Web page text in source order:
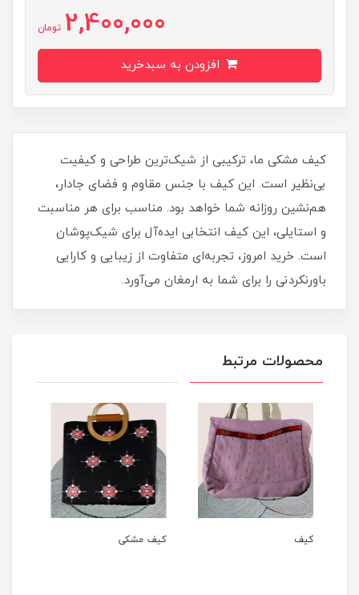
2,400,000 تومان
کیف مشکی ما، ترکیبی از شیک‌ترین طراحی و کیفیت
بی‌نظیر است. این کیف با جنس مقاوم و فضای جادار،
هم‌نشین روزانه شما خواهد بود. مناسب برای هر مناسبت
و استایلی، این کیف انتخابی ایده‌آل برای شیک‌پوشان
است. خرید امروز، تجربه‌ای متفاوت از زیبایی و کارایی
باورنکردنی را برای شما به ارمغان می‌آورد.
محصولات مرتبط
کیف مشکی کیف جا موبایلی